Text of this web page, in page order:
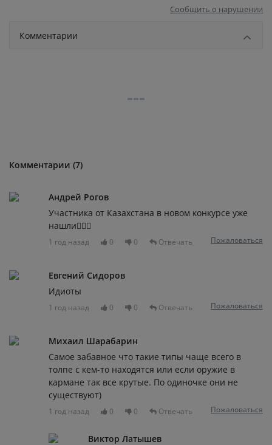
Сообщить о нарушении
Комментарии
Комментарии (7)
Андрей Рогов
Участника от Казахстана в новом конкурсе уже
нашли👍🏻😑
1 год назад 0 0 Отвечать Пожаловаться
Евгений Сидоров
Идиоты
1 год назад 0 0 Отвечать Пожаловаться
Михаил Шарабарин
Самое забавное что такие типы чаще всего в
толпе с кем-то находятся или если оружие в
кармане так все крутые. По одиночке они не
существуют)
1 год назад 0 0 Отвечать Пожаловаться
Виктор Латышев